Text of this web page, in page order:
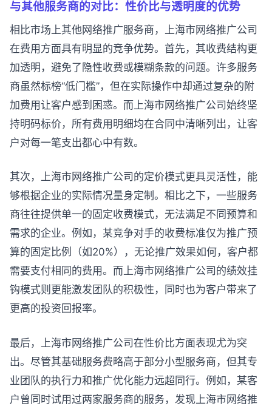
与其他服务商的对比：性价比与透明度的优势
相比市场上其他网络推广服务商，上海市网络推广公司
在费用方面具有明显的竞争优势。首先，其收费结构更
加透明，避免了隐性收费或模糊条款的问题。许多服务
商虽然标榜“低门槛”，但在实际操作中却通过复杂的附
加费用让客户感到困惑。而上海市网络推广公司始终坚
持明码标价，所有费用明细均在合同中清晰列出，让客
户对每一笔支出都心中有数。
其次，上海市网络推广公司的定价模式更具灵活性，能
够根据企业的实际情况量身定制。相比之下，一些服务
商往往提供单一的固定收费模式，无法满足不同预算和
需求的企业。例如，某竞争对手的收费标准仅为推广预
算的固定比例（如20%），无论推广效果如何，客户都
需要支付相同的费用。而上海市网络推广公司的绩效挂
钩模式则更能激发团队的积极性，同时也为客户带来了
更高的投资回报率。
最后，上海市网络推广公司在性价比方面表现尤为突
出。尽管其基础服务费略高于部分小型服务商，但其专
业团队的执行力和推广优化能力远超同行。例如，某客
户曾同时试用过两家服务商的服务，发现上海市网络推